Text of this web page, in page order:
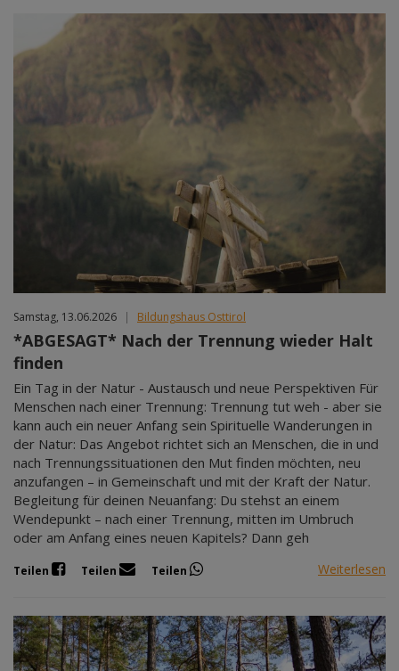
Samstag, 13.06.2026 | Bildungshaus Osttirol
*ABGESAGT* Nach der Trennung wieder Halt
finden
Ein Tag in der Natur - Austausch und neue Perspektiven Für
Menschen nach einer Trennung: Trennung tut weh - aber sie
kann auch ein neuer Anfang sein Spirituelle Wanderungen in
der Natur: Das Angebot richtet sich an Menschen, die in und
nach Trennungssituationen den Mut finden möchten, neu
anzufangen – in Gemeinschaft und mit der Kraft der Natur.
Begleitung für deinen Neuanfang: Du stehst an einem
Wendepunkt – nach einer Trennung, mitten im Umbruch
oder am Anfang eines neuen Kapitels? Dann geh
Teilen Teilen Teilen Weiterlesen